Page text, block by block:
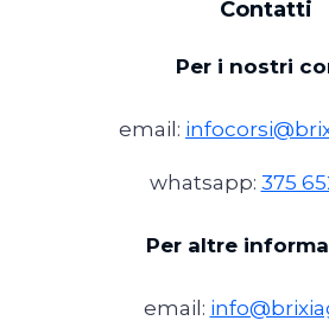
Contatti
Per i nostri
email:
whatsapp: 375
Per altre
email: